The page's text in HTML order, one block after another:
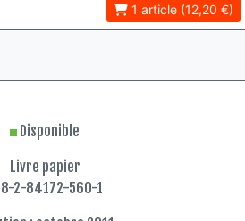
1 article (12,20 €)
Disponible
Livre papier
2-84172-560-1